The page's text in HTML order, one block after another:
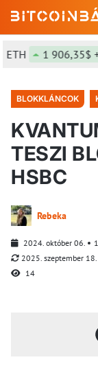
1 906,35$
BLOKKLÁNCOK
TESZI
HSBC
Rebeka
2024. október 06.
2025. szeptember 18.
14